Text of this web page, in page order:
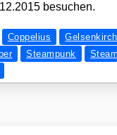
besu­chen.
Coppelius
Steampunk